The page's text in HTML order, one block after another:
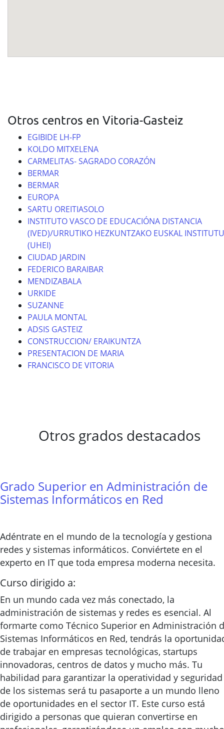
Otros centros en Vitoria-Gasteiz
EGIBIDE LH-FP
KOLDO MITXELENA
CARMELITAS- SAGRADO CORAZÓN
BERMAR
BERMAR
EUROPA
SARTU OREITIASOLO
INSTITUTO VASCO DE EDUCACIÓNA DISTANCIA
(IVED)/URRUTIKO HEZKUNTZAKO EUSKAL
(UHEI)
CIUDAD JARDIN
FEDERICO BARAIBAR
MENDIZABALA
URKIDE
SUZANNE
PAULA MONTAL
ADSIS GASTEIZ
CONSTRUCCION/ ERAIKUNTZA
PRESENTACION DE MARIA
FRANCISCO DE VITORIA
Otros grados destacados
Grado Superior en Administración de
Sistemas Informáticos en Red
Adéntrate en el mundo de la tecnología y gestiona
redes y sistemas informáticos. Conviértete en el
experto en IT que toda empresa moderna necesita.
Curso dirigido a:
En un mundo cada vez más conectado, la
administración de sistemas y redes es esencial. Al
formarte como Técnico Superior en Administración
Sistemas Informáticos en Red, tendrás la
de trabajar en empresas tecnológicas, startups
innovadoras, centros de datos y mucho más. Tu
habilidad para garantizar la operatividad y seguridad
de los sistemas será tu pasaporte a un mundo lleno
de oportunidades en el sector IT. Este curso está
dirigido a personas que quieran convertirse en